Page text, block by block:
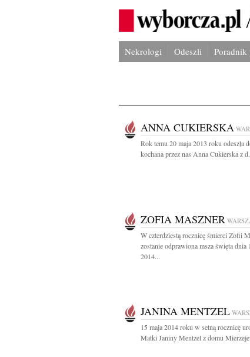
Nekrologi Odeszli Poradnik
ANNA CUKIERSKA
Rok temu 20 maja 2013 roku odeszła
kochana przez nas Anna Cukierska z
ZOFIA MASZNER
W czterdziestą rocznicę śmierci Zofii
zostanie odprawiona msza święta dnia
2014...
JANINA MENTZEL
15 maja 2014 roku w setną rocznicę
Matki Janiny Mentzel z domu